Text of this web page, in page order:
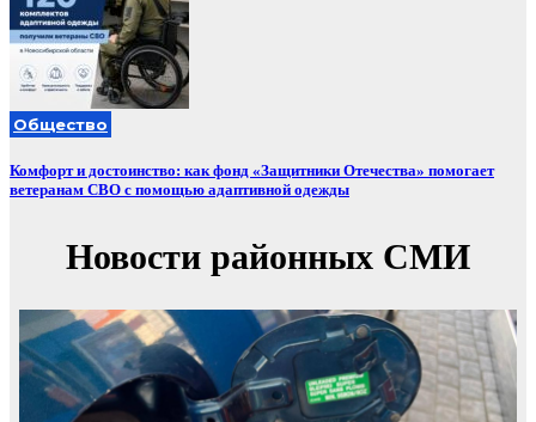
Общество
Комфорт и достоинство: как фонд «Защитники Отечества» помогает
ветеранам СВО с помощью адаптивной одежды